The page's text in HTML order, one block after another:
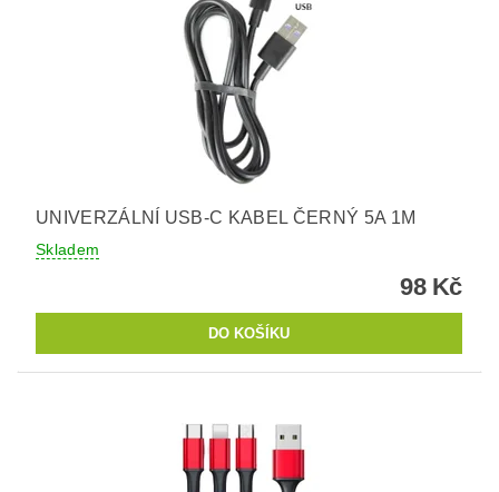
UNIVERZÁLNÍ USB-C KABEL ČERNÝ 5A 1M
Skladem
98 Kč